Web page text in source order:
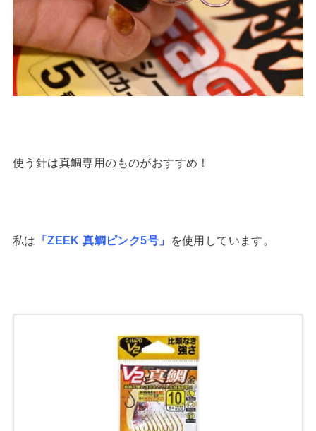
使う針は真鯛専用のものがおすすめ！
私は 「ZEEK 真鯛ピンク5号」 を使用しています。